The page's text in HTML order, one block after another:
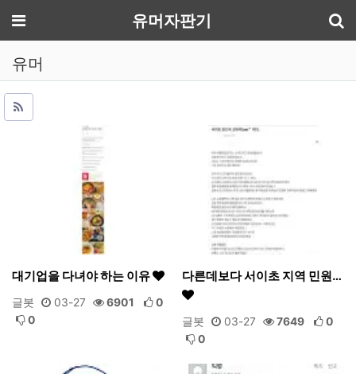
메뉴 유머자판기
유머
대기업을 다녀야 하는 이유
글봇 03-27 6901
0
0
다른데보다 서이초 지역 민원…
글봇 03-27 7649
0
0